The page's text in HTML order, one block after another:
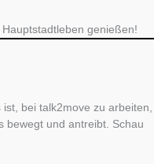
genießen!
bei talk2move zu arbeiten,
bewegt und antreibt. Schau